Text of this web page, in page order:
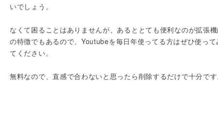
いでしょう。
なくて困ることはありませんが、あるととても便利なのが拡張
の特徴でもあるので、Youtubeを毎日年使ってる方はぜひ使って
てください。
無料なので、直感で合わないと思ったら削除するだけで十分で